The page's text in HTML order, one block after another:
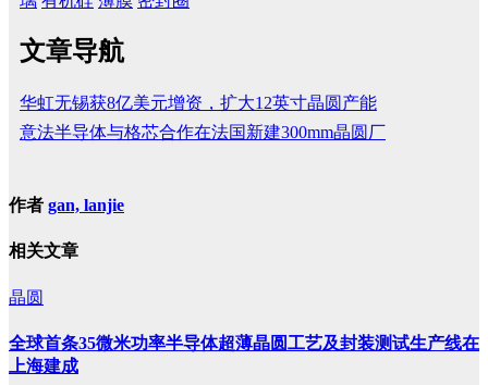
文章导航
华虹无锡获8亿美元增资，扩大12英寸晶圆产能
意法半导体与格芯合作在法国新建300mm晶圆厂
作者 gan, lanjie
相关文章
晶圆
全球首条35微米功率半导体超薄晶圆工艺及封装测试生产线在
上海建成